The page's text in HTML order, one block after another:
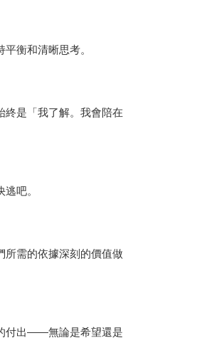
衡和清晰思考。
終是「我了解。我會陪在
吧。
需的依據深刻的價值做
付出——無論是希望還是